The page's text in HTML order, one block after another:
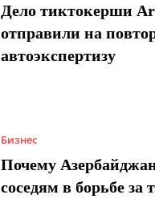
Дело тиктокерши
отправили на
автоэкспертизу
Бизнес
Почему
соседям в борьбе за